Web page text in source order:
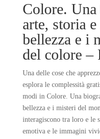
Colore.
arte, storia
bellezza e i
del colore –
Una delle cose che
esplora le complessità
modi in Colore. Una
bellezza e i misteri del
interagiscono tra loro e le
emotiva e le immagini